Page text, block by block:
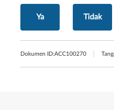
Ya Tidak
Dokumen ID:ACC100270